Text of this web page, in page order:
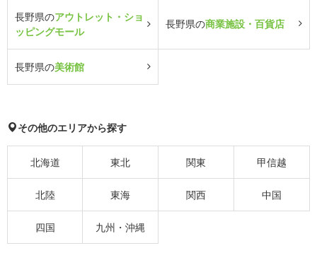
長野県のアウトレット・ショ
ッピングモール
長野県の商業施設・百貨店
長野県の美術館
その他のエリアから探す
北海道 東北 関東 甲信越
北陸 東海 関西 中国
四国 九州・沖縄